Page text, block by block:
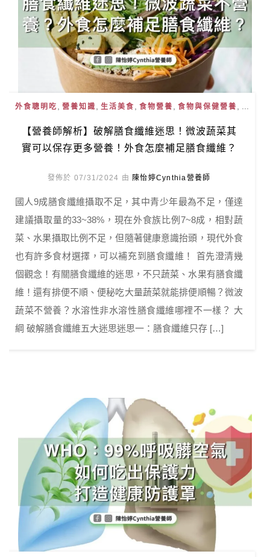
外食聰明吃 營養知識 生活美食 食物營養 食物與保健營養
【營養師解析】破解膳食纖維迷思！微波蔬菜其
實可以保存更多營養！外食怎麼補足膳食纖維？
發佈於 07/31/2024 由 陳怡婷Cynthia營養師
國人9成膳食纖維攝取不足，其中青少年最為不足，僅達
建議攝取量的33~38%，現在外食族比例7~8成，相對蔬
菜、水果攝取比例不足，但隨著健康意識抬頭，現代外食
也有許多食材選擇，可以補充到膳食纖維！ 首先澄清幾
個觀念！有關膳食纖維的迷思，不只蔬菜、水果有膳食纖
維！還有排便不順、便秘吃大量蔬菜就能排便順暢？微波
蔬菜不營養？水溶性非水溶性膳食纖維哪裡不一樣？ 大
綱 破解膳食纖維五大迷思迷思一：膳食纖維只存 […]